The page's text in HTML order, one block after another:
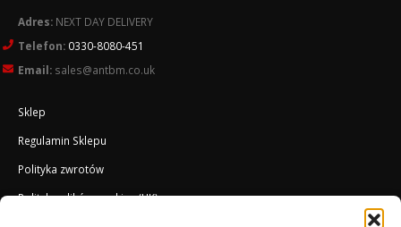
Adres: NEXT DAY DELIVERY
Telefon: 0330-8080-451
Email: sales@antbm.co.uk
Sklep
Regulamin Sklepu
Polityka zwrotów
Polityka plików cookies (UK)